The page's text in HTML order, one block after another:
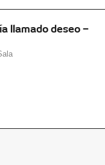
llamado deseo –